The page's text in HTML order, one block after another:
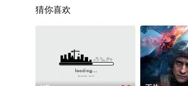
猜你喜欢